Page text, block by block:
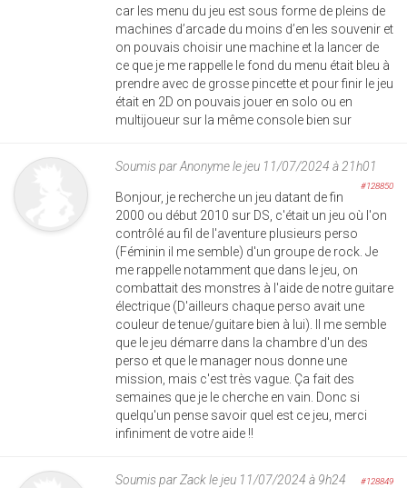
car les menu du jeu est sous forme de pleins de
machines d’arcade du moins d’en les souvenir et
on pouvais choisir une machine et la lancer de
ce que je me rappelle le fond du menu était bleu à
prendre avec de grosse pincette et pour finir le jeu
était en 2D on pouvais jouer en solo ou en
multijoueur sur la même console bien sur
Soumis parAnonymele jeu 11/07/2024 à 21h01
#128850
Bonjour, je recherche un jeu datant de fin
2000 ou début 2010 sur DS, c'était un jeu où l'on
contrôlé au fil de l'aventure plusieurs perso
(Féminin il me semble) d'un groupe de rock. Je
me rappelle notamment que dans le jeu, on
combattait des monstres à l'aide de notre guitare
électrique (D'ailleurs chaque perso avait une
couleur de tenue/guitare bien à lui). Il me semble
que le jeu démarre dans la chambre d'un des
perso et que le manager nous donne une
mission, mais c'est très vague. Ça fait des
semaines que je le cherche en vain. Donc si
quelqu'un pense savoir quel est ce jeu, merci
infiniment de votre aide !!
Soumis parZackle jeu 11/07/2024 à 9h24 #128849